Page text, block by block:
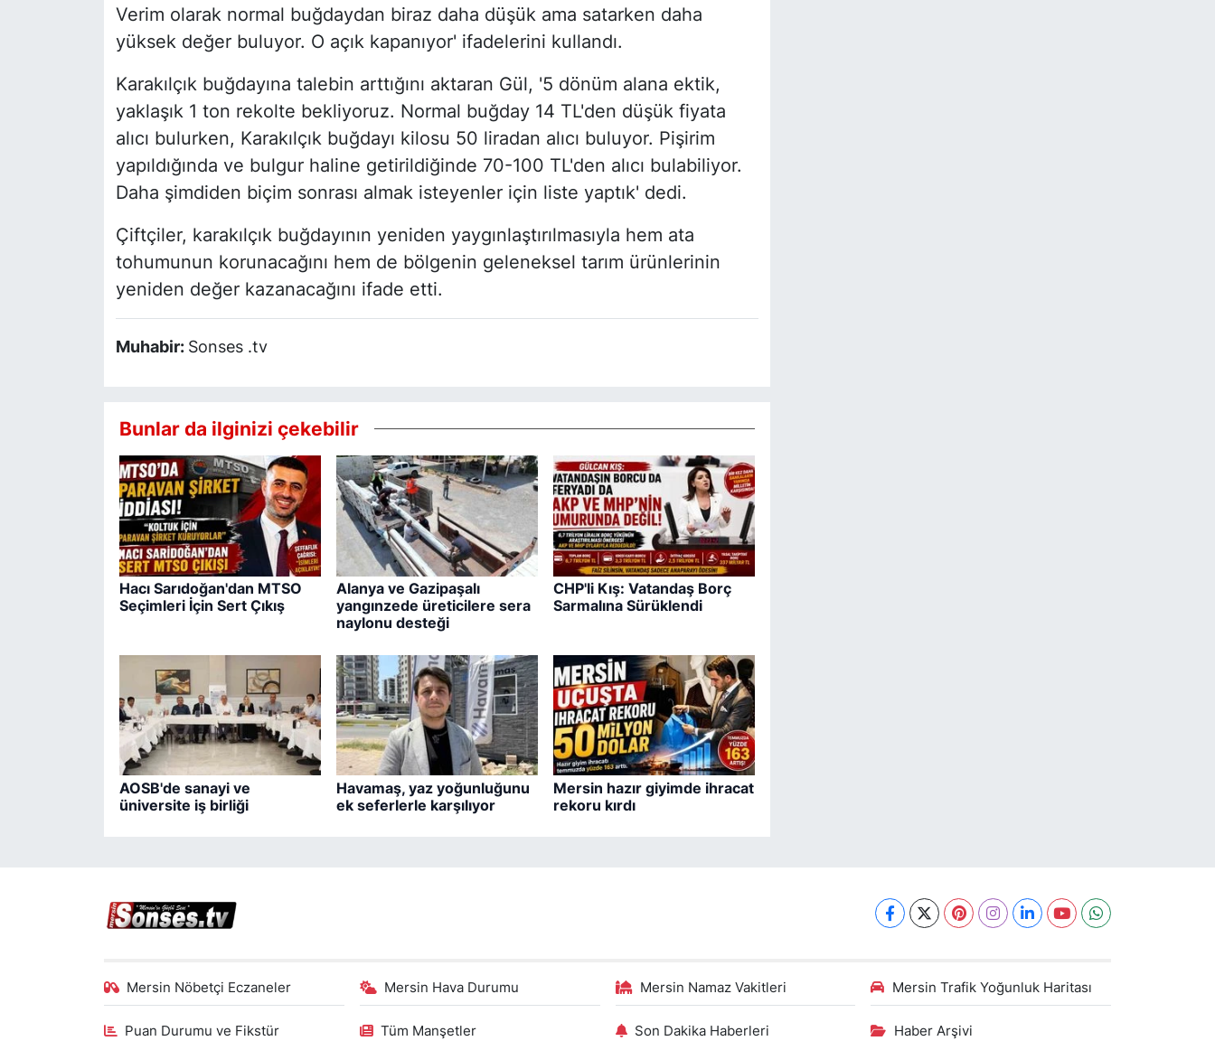
Verim olarak normal buğdaydan biraz daha düşük ama satarken daha
yüksek değer buluyor. O açık kapanıyor' ifadelerini kullandı.
Karakılçık buğdayına talebin arttığını aktaran Gül, '5 dönüm alana ektik,
yaklaşık 1 ton rekolte bekliyoruz. Normal buğday 14 TL'den düşük fiyata
alıcı bulurken, Karakılçık buğdayı kilosu 50 liradan alıcı buluyor. Pişirim
yapıldığında ve bulgur haline getirildiğinde 70-100 TL'den alıcı bulabiliyor.
Daha şimdiden biçim sonrası almak isteyenler için liste yaptık' dedi.
Çiftçiler, karakılçık buğdayının yeniden yaygınlaştırılmasıyla hem ata
tohumunun korunacağını hem de bölgenin geleneksel tarım ürünlerinin
yeniden değer kazanacağını ifade etti.
Muhabir: Sonses .tv
Bunlar da ilginizi çekebilir
Hacı Sarıdoğan'dan MTSO
Seçimleri İçin Sert Çıkış
Alanya ve Gazipaşalı
yangınzede üreticilere sera
naylonu desteği
CHP'li Kış: Vatandaş Borç
Sarmalına Sürüklendi
AOSB'de sanayi ve
üniversite iş birliği
Havamaş, yaz yoğunluğunu
ek seferlerle karşılıyor
Mersin hazır giyimde ihracat
rekoru kırdı
Mersin Nöbetçi Eczaneler Mersin Hava Durumu Mersin Namaz Vakitleri Mersin Trafik Yoğunluk Haritası
Puan Durumu ve Fikstür Tüm Manşetler Son Dakika Haberleri Haber Arşivi